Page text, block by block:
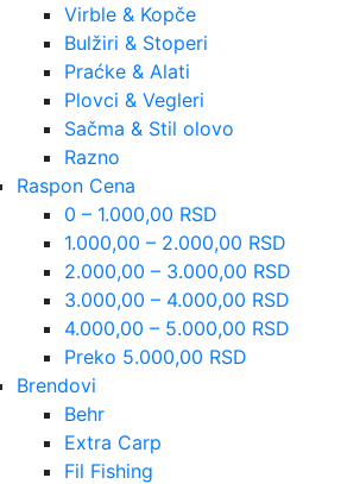
Virble & Kopče
Bulžiri & Stoperi
Praćke & Alati
Plovci & Vegleri
Sačma & Stil olovo
Razno
Raspon Cena
0 – 1.000,00 RSD
1.000,00 – 2.000,00 RSD
2.000,00 – 3.000,00 RSD
3.000,00 – 4.000,00 RSD
4.000,00 – 5.000,00 RSD
Preko 5.000,00 RSD
Brendovi
Behr
Extra Carp
Fil Fishing